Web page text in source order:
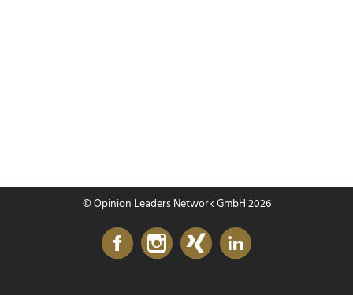
© Opinion Leaders Network GmbH 2026